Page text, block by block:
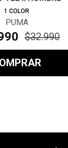
1 COLOR
PUMA
$32.990